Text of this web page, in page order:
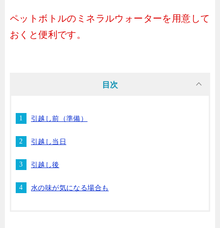
ペットボトルのミネラルウォーターを用意して
おくと便利です。
目次
引越し前（準備）
引越し当日
引越し後
水の味が気になる場合も